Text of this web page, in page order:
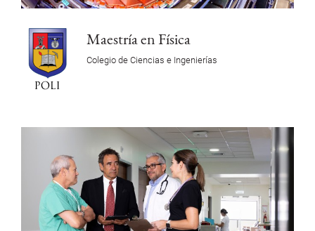
Maestría en Física
Colegio de Ciencias e Ingenierías